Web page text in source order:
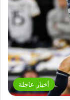
أخبار عاجلة